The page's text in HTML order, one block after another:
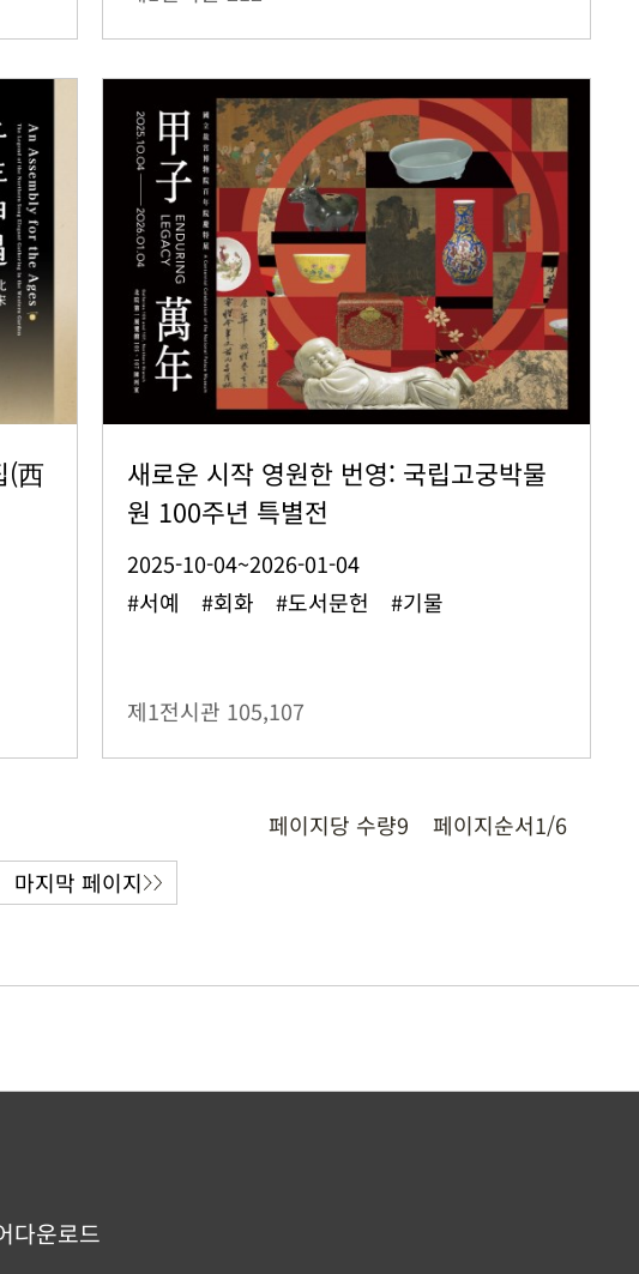
(西
새로운 시작 영원한 번영: 국립고궁박물
원 100주년 특별전
2025-10-04~2026-01-04
#서예 #회화 #도서문헌 #기물
제1전시관 105,107
페이지당 수량9 페이지순서1/6
마지막 페이지
다운로드